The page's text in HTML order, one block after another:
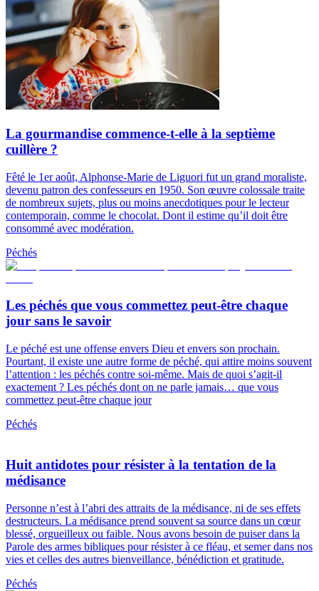
La gourmandise commence-t-elle à la septième
cuillère ?
Fêté le 1er août, Alphonse-Marie de Liguori fut un grand moraliste,
devenu patron des confesseurs en 1950. Son œuvre colossale traite
de nombreux sujets, plus ou moins anecdotiques pour le lecteur
contemporain, comme le chocolat. Dont il estime qu’il doit être
consommé avec modération.
Péchés
Les péchés que vous commettez peut-être chaque
jour sans le savoir
Le péché est une offense envers Dieu et envers son prochain.
Pourtant, il existe une autre forme de péché, qui attire moins souvent
l’attention : les péchés contre soi-même. Mais de quoi s’agit-il
exactement ? Les péchés dont on ne parle jamais… que vous
commettez peut-être chaque jour
Péchés
Huit antidotes pour résister à la tentation de la
médisance
Personne n’est à l’abri des attraits de la médisance, ni de ses effets
destructeurs. La médisance prend souvent sa source dans un cœur
blessé, orgueilleux ou faible. Nous avons besoin de puiser dans la
Parole des armes bibliques pour résister à ce fléau, et semer dans nos
vies et celles des autres bienveillance, bénédiction et gratitude.
Péchés